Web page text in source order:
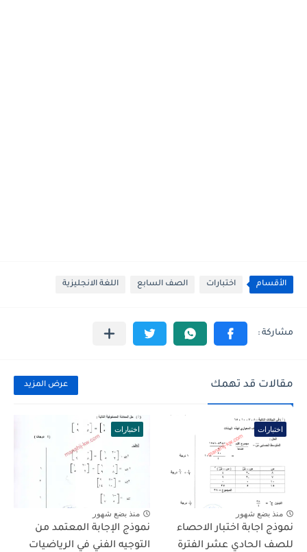
الأقسام اختبارات الصف السابع اللغة الانجليزية
مقالات قد تهمك عرض المزيد
اختبارات
منذ بضع شهور
نموذج اجابة اختبار الاحصاء
للصف الحادي عشر الفترة
اختبارات
منذ بضع شهور
نموذج الإجابة المعتمد من
التوجيه الفني في الرياضيات